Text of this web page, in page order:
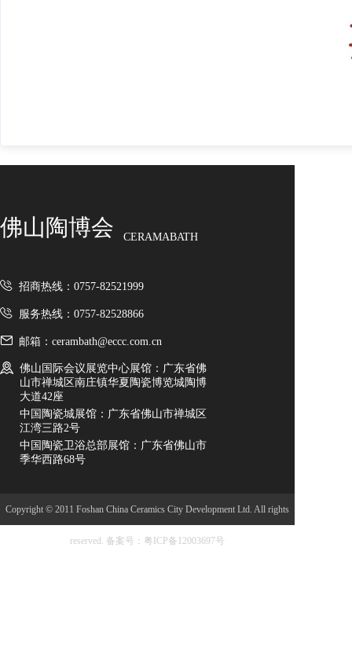
佛山陶博会 CERAMABATH
招商热线：0757-82521999
服务热线：0757-82528866
邮箱：cerambath@eccc.com.cn
佛山国际会议展览中心展馆：广东省佛
山市禅城区南庄镇华夏陶瓷博览城陶博
大道42座
中国陶瓷城展馆：广东省佛山市禅城区
江湾三路2号
中国陶瓷卫浴总部展馆：广东省佛山市
季华西路68号
Copyright © 2011 Foshan China Ceramics City Development Ltd. All rights
reserved. 备案号：粤ICP备12003697号